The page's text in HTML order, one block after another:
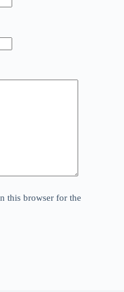
this browser for the